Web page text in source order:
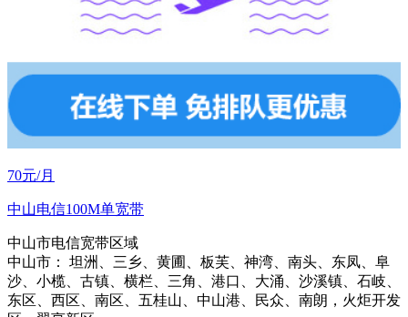
70元/月
中山电信100M单宽带
中山市电信宽带区域
中山市： 坦洲、三乡、黄圃、板芙、神湾、南头、东凤、阜
沙、小榄、古镇、横栏、三角、港口、大涌、沙溪镇、石岐、
东区、西区、南区、五桂山、中山港、民众、南朗，火炬开发